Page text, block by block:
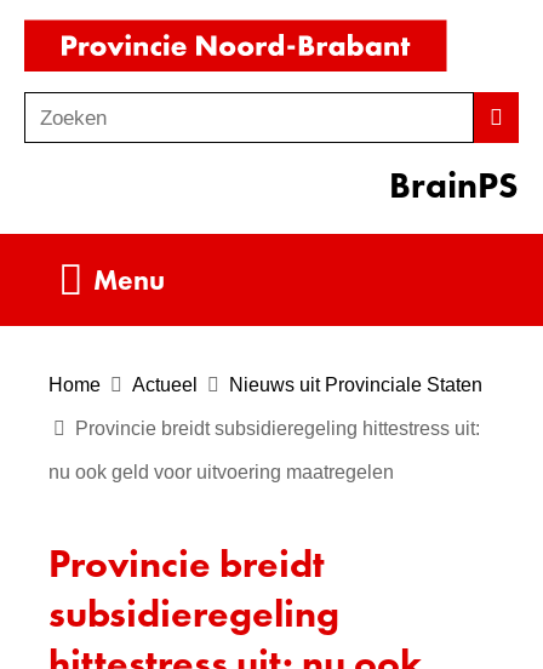
Ga
de
inhoud
o
Zoeken
BrainPS
Menu
Home Actueel Nieuws uit Provinciale Staten
Provincie breidt subsidieregeling hittestress uit:
nu ook geld voor uitvoering maatregelen
Provincie breidt
subsidieregeling